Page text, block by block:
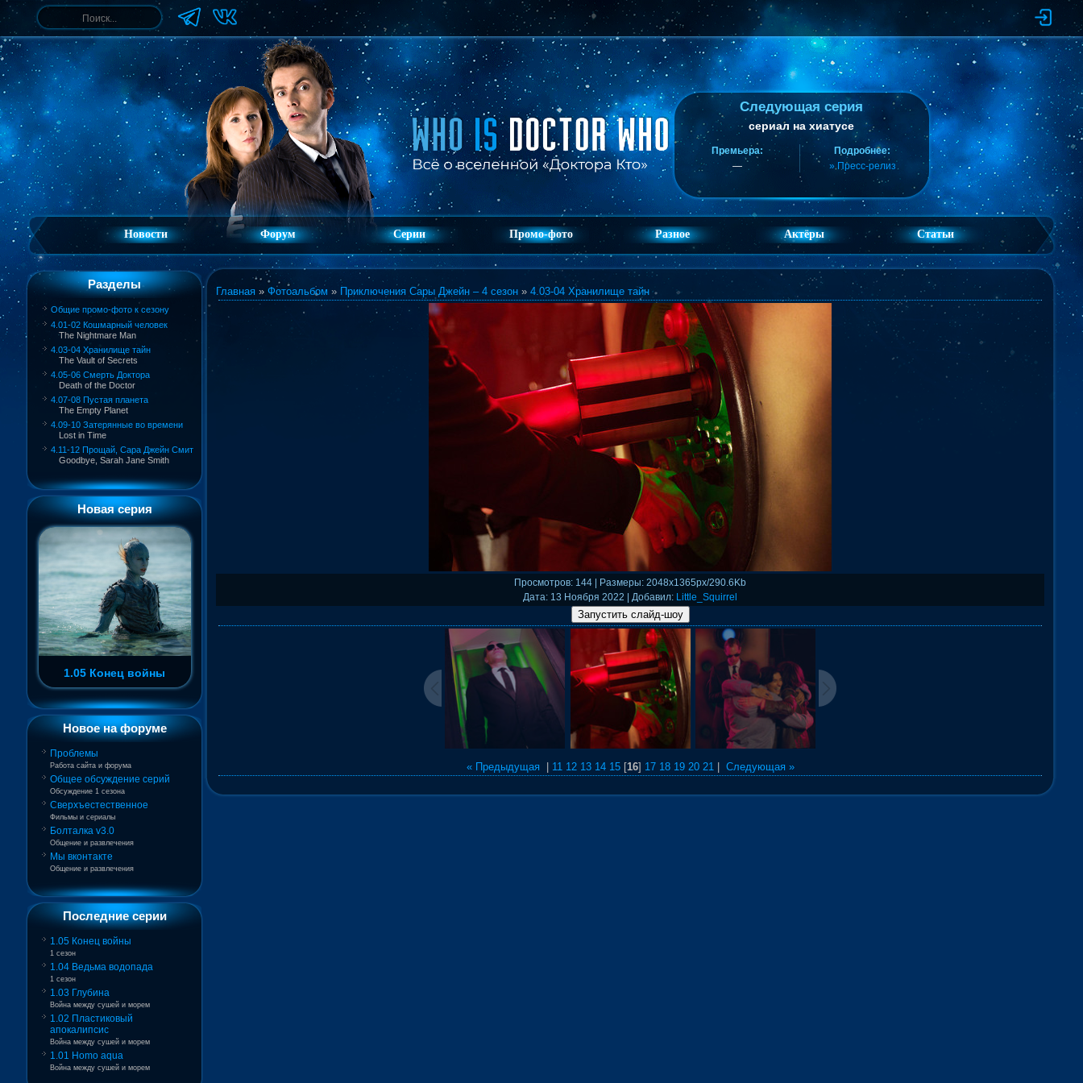
Следующая серия
сериал на хиатусе
Премьера:
—
Подробнее:
» Пресс-релиз
Новости Форум Серии Промо-фото Разное Актёры Статьи
Разделы
Общие промо-фото к сезону
4.01-02 Кошмарный человек
The Nightmare Man
4.03-04 Хранилище тайн
The Vault of Secrets
4.05-06 Смерть Доктора
Death of the Doctor
4.07-08 Пустая планета
The Empty Planet
4.09-10 Затерянные во времени
Lost in Time
4.11-12 Прощай, Сара Джейн Смит
Goodbye, Sarah Jane Smith
Новая серия
1.05 Конец войны
Новое на форуме
Проблемы
Работа сайта и форума
Общее обсуждение серий
Обсуждение 1 сезона
Сверхъестественное
Фильмы и сериалы
Болталка v3.0
Общение и развлечения
Мы вконтакте
Общение и развлечения
Последние серии
1.05 Конец войны
1 сезон
1.04 Ведьма водопада
1 сезон
1.03 Глубина
Война между сушей и морем
1.02 Пластиковый
апокалипсис
Война между сушей и морем
1.01 Homo aqua
Война между сушей и морем
Главная » Фотоальбом » Приключения Сары Джейн – 4 сезон » 4.03-04 Хранилище тайн
Просмотров: 144 | Размеры: 2048x1365px/290.6Kb
Дата: 13 Ноября 2022 | Добавил: Little_Squirrel
« Предыдущая| 11 12 13 14 15[16] 17 18 19 20 21| Следующая »